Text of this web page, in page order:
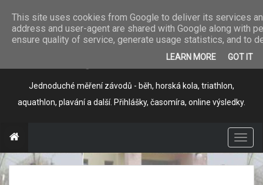
Program pro
časomíru
Jednoduché měření závodů - běh, horská kola, triathlon,
aquathlon, plavání a další. Přihlášky, časomíra, online výsledky.
T
o
g
l
This site uses cookies from Google to deliver its services
address and user-agent are shared with Google along with
ensure quality of service, generate usage statistics, and to
LEARN MORE GOT IT